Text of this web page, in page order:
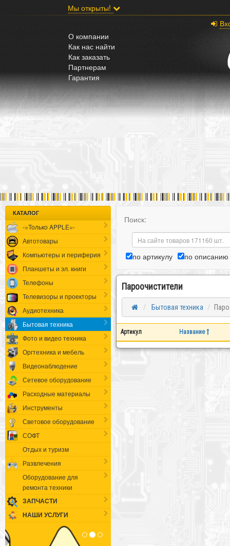
Мы открыты!
О компании
Как нас найти
Как заказать
Партнерам
Гарантия
КАТАЛОГ
-=Только APPLE=-
Автотовары
Компьютеры и периферия
Планшеты и эл. книги
Телефоны
Телевизоры и проекторы
Аудиотехника
Бытовая техника
Фото и видео техника
Оргтехника и мебель
Видеонаблюдение
Сетевое оборудование
Расходные материалы
Инструменты
Световое оборудование
СОФТ
Отдых и туризм
Развлечения
Оборудование для
ремонта техники
ЗАПЧАСТИ
НАШИ УСЛУГИ
Поиск:
по артикулу по описанию
Пароочистители
Бытовая техника
Артикул Название